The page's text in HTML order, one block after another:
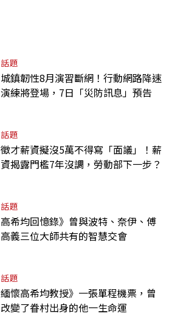
話題
城鎮韌性8月演習斷網！行動網路降速
演練將登場，7日「災防訊息」預告
話題
徵才薪資擬沒5萬不得寫「面議」！薪
資揭露門檻7年沒調，勞動部下一步？
話題
高希均回憶錄》曾與波特、奈伊、傅
高義三位大師共有的智慧交會
話題
緬懷高希均教授》一張單程機票，曾
改變了眷村出身的他一生命運